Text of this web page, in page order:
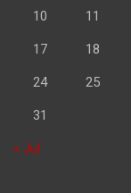
10 11
17 18
24 25
31
« Jul